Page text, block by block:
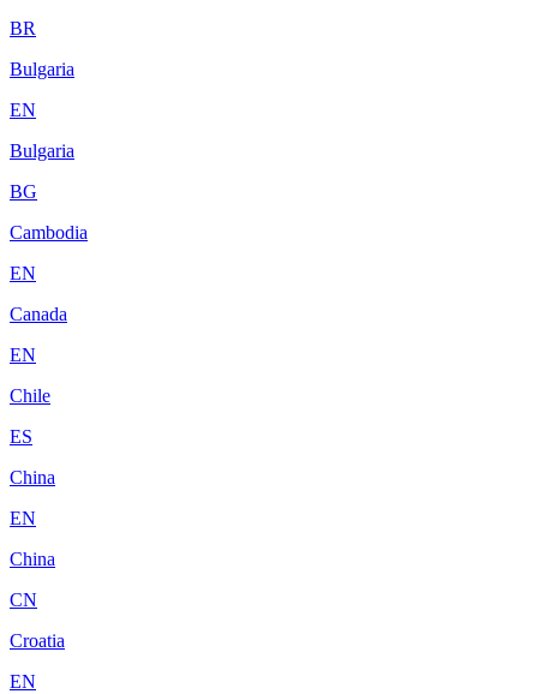
BR
Bulgaria
EN
Bulgaria
BG
Cambodia
EN
Canada
EN
Chile
ES
China
EN
China
CN
Croatia
EN